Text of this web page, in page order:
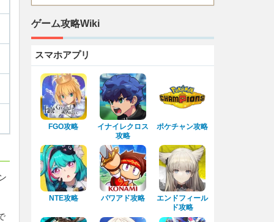
ゲーム攻略Wiki
スマホアプリ
FGO攻略
イナイレクロス
攻略
ポケチャン攻略
NTE攻略 パワアド攻略
エンドフィール
ド攻略